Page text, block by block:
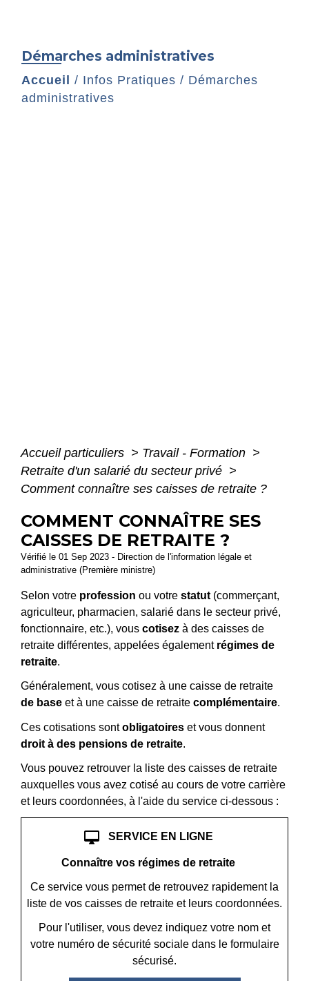
Démarches administratives
Accueil / Infos Pratiques / Démarches
administratives
Accueil particuliers > Travail - Formation >
Retraite d'un salarié du secteur privé >
Comment connaître ses caisses de retraite ?
COMMENT CONNAÎTRE SES
CAISSES DE RETRAITE ?
Vérifié le 01 Sep 2023 - Direction de l'information légale et
administrative (Première ministre)
Selon votre profession ou votre statut (commerçant,
agriculteur, pharmacien, salarié dans le secteur privé,
fonctionnaire, etc.), vous cotisez à des caisses de
retraite différentes, appelées également régimes de
retraite.
Généralement, vous cotisez à une caisse de retraite
de base et à une caisse de retraite complémentaire.
Ces cotisations sontobligatoires et vous donnent
droit à des pensions de retraite.
Vous pouvez retrouver la liste des caisses de retraite
auxquelles vous avez cotisé au cours de votre carrière
et leurs coordonnées, à l'aide du service ci-dessous :
desktop_mac SERVICE EN LIGNE
Connaître vos régimes de retraite
Ce service vous permet de retrouvez rapidement la
liste de vos caisses de retraite et leurs coordonnées.
Pour l'utiliser, vous devez indiquez votre nom et
votre numéro de sécurité sociale dans le formulaire
sécurisé.